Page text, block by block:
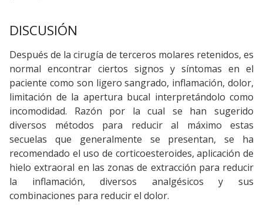
DISCUSIÓN
Después de la cirugía de terceros molares retenidos, es
normal encontrar ciertos signos y síntomas en el
paciente como son ligero sangrado, inflamación, dolor,
limitación de la apertura bucal interpretándolo como
incomodidad. Razón por la cual se han sugerido
diversos métodos para reducir al máximo estas
secuelas que generalmente se presentan, se ha
recomendado el uso de corticoesteroides, aplicación de
hielo extraoral en las zonas de extracción para reducir
la inflamación, diversos analgésicos y sus
combinaciones para reducir el dolor.